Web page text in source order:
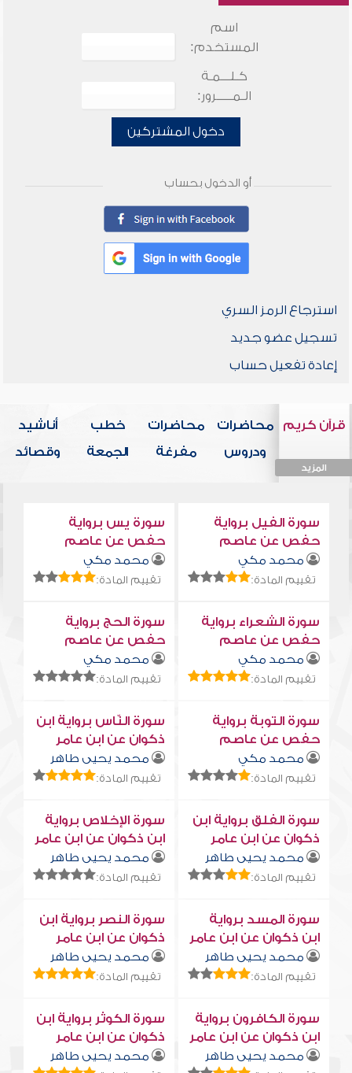
اسم
المستخدم:
كـلـــمـة
الـمـــــرور:
دخول المشتركين
أو الدخول بحساب
استرجاع الرمز السري
تسجيل عضو جديد
إعادة تفعيل حساب
قرآن كريم
المزيد
محاضرات
ودروس
محاضرات
مفرغة
خطب
الجمعة
أناشيد
وقصائد
سورة الفيل برواية
حفص عن عاصم
محمد مكي
تقييم المادة:
سورة يس برواية
حفص عن عاصم
محمد مكي
تقييم المادة:
سورة الشعراء برواية
حفص عن عاصم
محمد مكي
تقييم المادة:
سورة الحج برواية
حفص عن عاصم
محمد مكي
تقييم المادة:
سورة التوبة برواية
حفص عن عاصم
محمد مكي
تقييم المادة:
سورة النّاس برواية ابن
ذكوان عن ابن عامر
محمد يحيى طاهر
تقييم المادة:
سورة الفلق برواية ابن
ذكوان عن ابن عامر
محمد يحيى طاهر
تقييم المادة:
سورة الإخلاص برواية
ابن ذكوان عن ابن عامر
محمد يحيى طاهر
تقييم المادة:
سورة المسد برواية
ابن ذكوان عن ابن عامر
محمد يحيى طاهر
تقييم المادة:
سورة النصر برواية ابن
ذكوان عن ابن عامر
محمد يحيى طاهر
تقييم المادة:
سورة الكافرون برواية
ابن ذكوان عن ابن عامر
محمد يحيى طاهر
سورة الكوثر برواية ابن
ذكوان عن ابن عامر
محمد يحيى طاهر